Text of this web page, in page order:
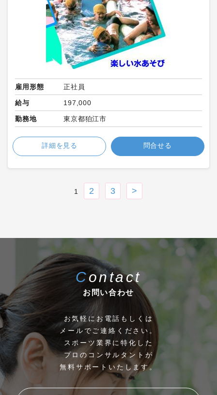
雇用形態 正社員
給与 197,000
勤務地 東京都狛江市
詳細を見る 問合せる
1 2 3 >
Contact
お問い合わせ
お気軽にお電話もしくは
メールでご連絡ください。
スポーツ業界に特化した
プロのコンサルタントが
無料サポートいたします。